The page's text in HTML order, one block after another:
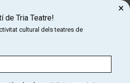
i l'espiritualitat, entre l'individualisme i
una de les tasques culturals del nostre
amb l’art.
de Tria Teatre!
cultural dels teatres de
×